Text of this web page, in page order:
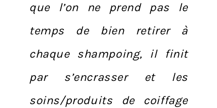
que l’on ne prend pas le
temps de bien retirer à
chaque shampoing, il finit
par s’encrasser et les
soins/produits de coiffage